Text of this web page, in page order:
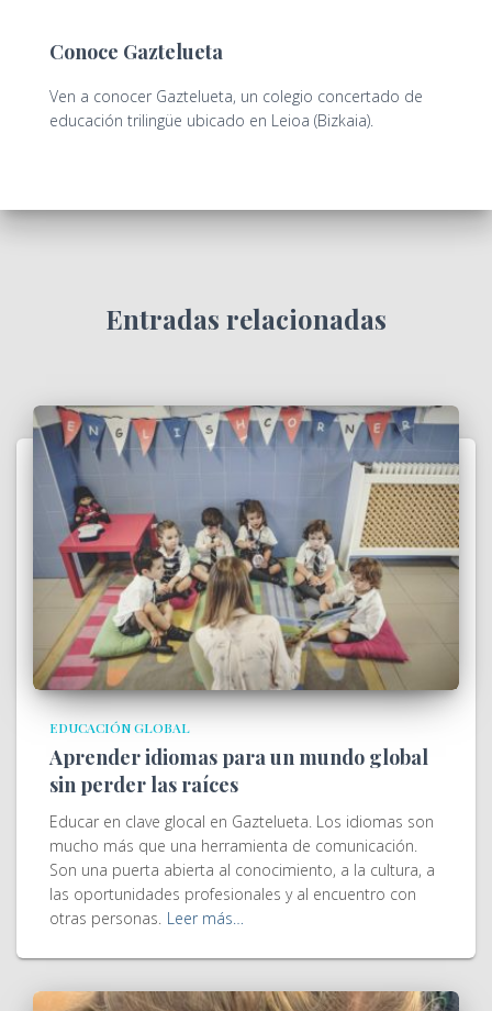
Conoce Gaztelueta
Ven a conocer Gaztelueta, un colegio concertado de
educación trilingüe ubicado en Leioa (Bizkaia).
Entradas relacionadas
EDUCACIÓN GLOBAL
Aprender idiomas para un mundo global
sin perder las raíces
Educar en clave glocal en Gaztelueta. Los idiomas son
mucho más que una herramienta de comunicación.
Son una puerta abierta al conocimiento, a la cultura, a
las oportunidades profesionales y al encuentro con
otras personas. Leer más…